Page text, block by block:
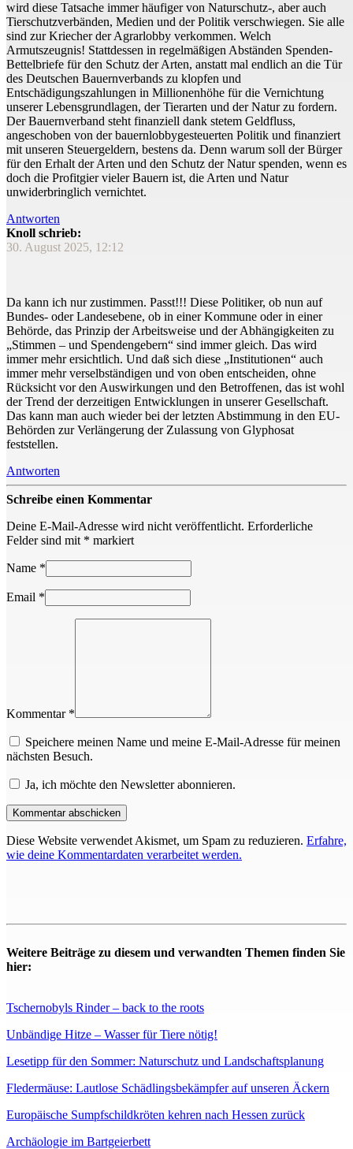
wird diese Tatsache immer häufiger von Naturschutz-, aber auch
Tierschutzverbänden, Medien und der Politik verschwiegen. Sie alle
sind zur Kriecher der Agrarlobby verkommen. Welch
Armutszeugnis! Stattdessen in regelmäßigen Abständen Spenden-
Bettelbriefe für den Schutz der Arten, anstatt mal endlich an die Tür
des Deutschen Bauernverbands zu klopfen und
Entschädigungszahlungen in Millionenhöhe für die Vernichtung
unserer Lebensgrundlagen, der Tierarten und der Natur zu fordern.
Der Bauernverband steht finanziell dank stetem Geldfluss,
angeschoben von der bauernlobbygesteuerten Politik und finanziert
mit unseren Steuergeldern, bestens da. Denn warum soll der Bürger
für den Erhalt der Arten und den Schutz der Natur spenden, wenn es
doch die Profitgier vieler Bauern ist, die Arten und Natur
unwiderbringlich vernichtet.
Antworten
Knoll schrieb:
30. August 2025, 12:12
Da kann ich nur zustimmen. Passt!!! Diese Politiker, ob nun auf
Bundes- oder Landesebene, ob in einer Kommune oder in einer
Behörde, das Prinzip der Arbeitsweise und der Abhängigkeiten zu
„Stimmen – und Spendengebern“ sind immer gleich. Das wird
immer mehr ersichtlich. Und daß sich diese „Institutionen“ auch
immer mehr verselbständigen und von oben entscheiden, ohne
Rücksicht vor den Auswirkungen und den Betroffenen, das ist wohl
der Trend der derzeitigen Entwicklungen in unserer Gesellschaft.
Das kann man auch wieder bei der letzten Abstimmung in den EU-
Behörden zur Verlängerung der Zulassung von Glyphosat
feststellen.
Antworten
Schreibe einen Kommentar
Deine E-Mail-Adresse wird nicht veröffentlicht. Erforderliche
Felder sind mit * markiert
Name *
Email *
Kommentar *
Speichere meinen Name und meine E-Mail-Adresse für meinen
nächsten Besuch.
Ja, ich möchte den Newsletter abonnieren.
Diese Website verwendet Akismet, um Spam zu reduzieren. Erfahre,
wie deine Kommentardaten verarbeitet werden.
Weitere Beiträge zu diesem und verwandten Themen finden Sie
hier:
Tschernobyls Rinder – back to the roots
Unbändige Hitze – Wasser für Tiere nötig!
Lesetipp für den Sommer: Naturschutz und Landschaftsplanung
Fledermäuse: Lautlose Schädlingsbekämpfer auf unseren Äckern
Europäische Sumpfschildkröten kehren nach Hessen zurück
Archäologie im Bartgeierbett